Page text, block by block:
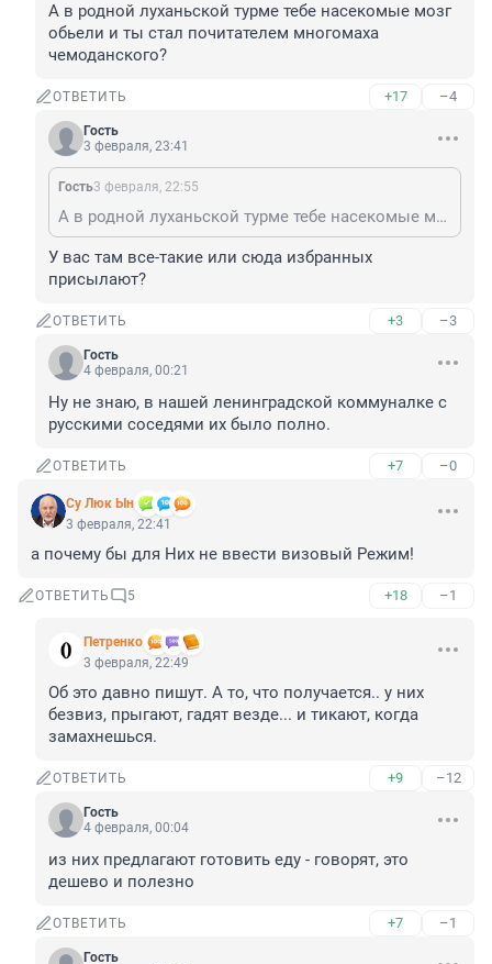
А в родной луханьской турме тебе насекомые мозг
обьели и ты стал почитателем многомаха
чемоданского?
ОТВЕТИТЬ +17 –4
Гость
3 февраля, 23:41
Гость3 февраля, 22:55
А в родной луханьской турме тебе насекомые мозг обьели и ты стал почитателем многомаха чемоданского?
У вас там все-такие или сюда избранных
присылают?
ОТВЕТИТЬ +3 –3
Гость
4 февраля, 00:21
Ну не знаю, в нашей ленинградской коммуналке с
русскими соседями их было полно.
ОТВЕТИТЬ +7 –0
Су Люк Ын
3 февраля, 22:41
а почему бы для Них не ввести визовый Режим!
ОТВЕТИТЬ 5 +18 –1
Петренко
3 февраля, 22:49
Об это давно пишут. А то, что получается.. у них
безвиз, прыгают, гадят везде... и тикают, когда
замахнешься.
ОТВЕТИТЬ +9 –12
Гость
4 февраля, 00:04
из них предлагают готовить еду - говорят, это
дешево и полезно
ОТВЕТИТЬ +7 –1
Гость